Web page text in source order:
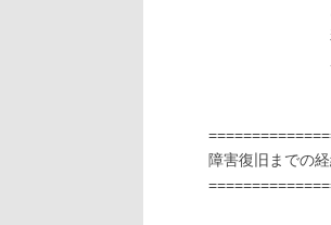
お客様宛に
若しくは、
戻る状
障害復旧までの